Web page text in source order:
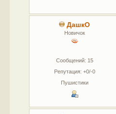
ДашкО
Новичок
Сообщений: 15
Репутация: +0/-0
Пушистики